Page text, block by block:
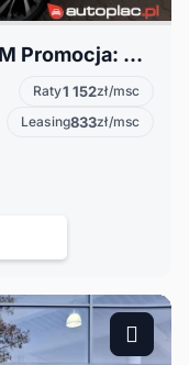
BAIC Beijing 3 1.5 1.5T 136KM Promocja: OC/AC za 1 PLN
Raty1 152zł/msc
Leasing833zł/msc